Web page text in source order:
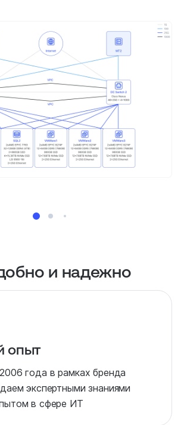
и надежно
опыт
года в рамках бренда
экспертными знаниями
в сфере ИТ